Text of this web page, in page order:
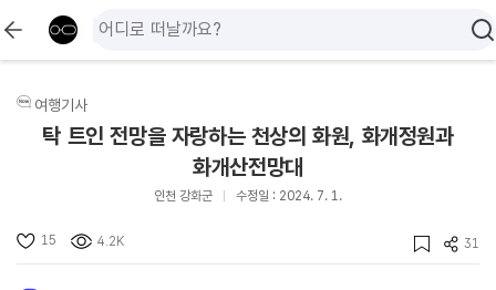
여행기사
탁 트인 전망을 자랑하는 천상의 화원, 화개정원과
화개산전망대
인천 강화군 수정일 : 2024. 7. 1.
15 4.2K 31